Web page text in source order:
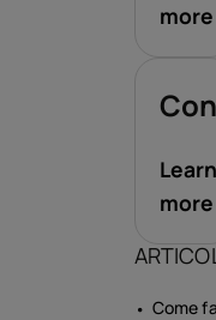
more
Learn
more
Come